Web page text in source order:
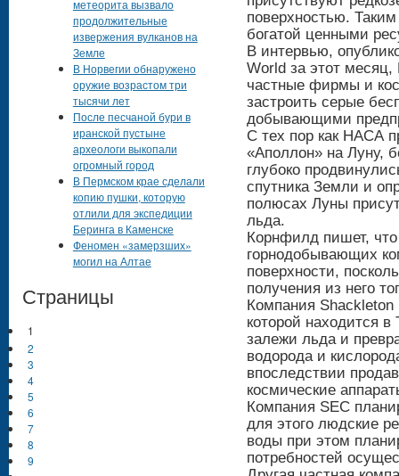
поверхностью.
богатой ценными
В интервью,
World за этот
частные фирмы и
застроить серые
добывающими
С тех пор как НАСА
«Аполлон» на Луну,
глубоко
спутника Земли и
полюсах Луны
льда.
Корнфилд пишет, что
горнодобывающих
поверхности,
получения из него
Компания
которой находится в
залежи льда и
водорода и
впоследствии
космические
Компания SEC
для этого людские
воды при этом
потребностей
метеорита вызвало
продолжительные
извержения вулканов на
Земле
В Норвегии обнаружено
оружие возрастом три
тысячи лет
После песчаной бури в
иранской пустыне
археологи выкопали
огромный город
В Пермском крае сделали
копию пушки, которую
отлили для экспедиции
Беринга в Каменске
Феномен «замерзших»
могил на Алтае
Страницы
1
2
3
4
5
6
7
8
9